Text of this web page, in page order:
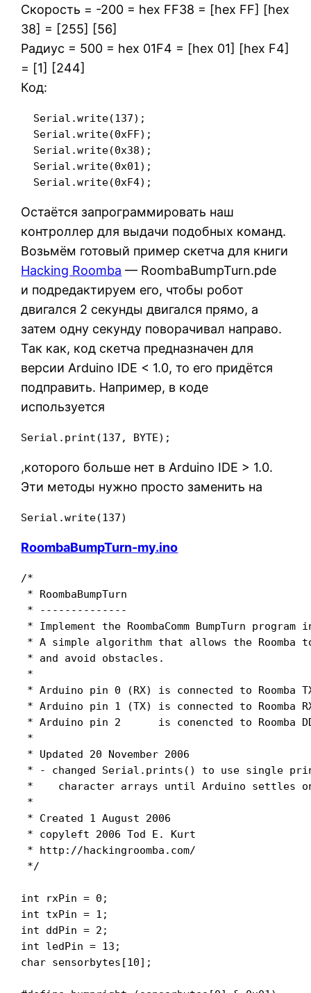
Скорость = -200 = hex FF38 = [hex FF] [hex
38] = [255] [56]
Радиус = 500 = hex 01F4 = [hex 01] [hex F4]
= [1] [244]
Код:
  Serial.write(137);
  Serial.write(0xFF);
  Serial.write(0x38);
  Serial.write(0x01);
  Serial.write(0xF4);
Остаётся запрограммировать наш
контроллер для выдачи подобных команд.
Возьмём готовый пример скетча для книги
Hacking Roomba — RoombaBumpTurn.pde
и подредактируем его, чтобы робот
двигался 2 секунды двигался прямо, а
затем одну секунду поворачивал направо.
Так как, код скетча предназначен для
версии Arduino IDE < 1.0, то его придётся
подправить. Например, в коде
используется
Serial.print(137, BYTE);
,которого больше нет в Arduino IDE > 1.0.
Эти методы нужно просто заменить на
Serial.write(137)
RoombaBumpTurn-my.ino
/*
* RoombaBumpTurn
* --------------
* Implement the RoombaComm BumpTurn program
* A simple algorithm that allows the Roomba
* and avoid obstacles.
*
* Arduino pin 0 (RX) is connected to Roomba
* Arduino pin 1 (TX) is connected to Roomba
* Arduino pin 2      is conencted to Roomba
*
* Updated 20 November 2006
* - changed Serial.prints() to use single
*    character arrays until Arduino settles
*
* Created 1 August 2006
* copyleft 2006 Tod E. Kurt
* http://hackingroomba.com/
*/
int rxPin = 0;
int txPin = 1;
int ddPin = 2;
int ledPin = 13;
char sensorbytes[10];